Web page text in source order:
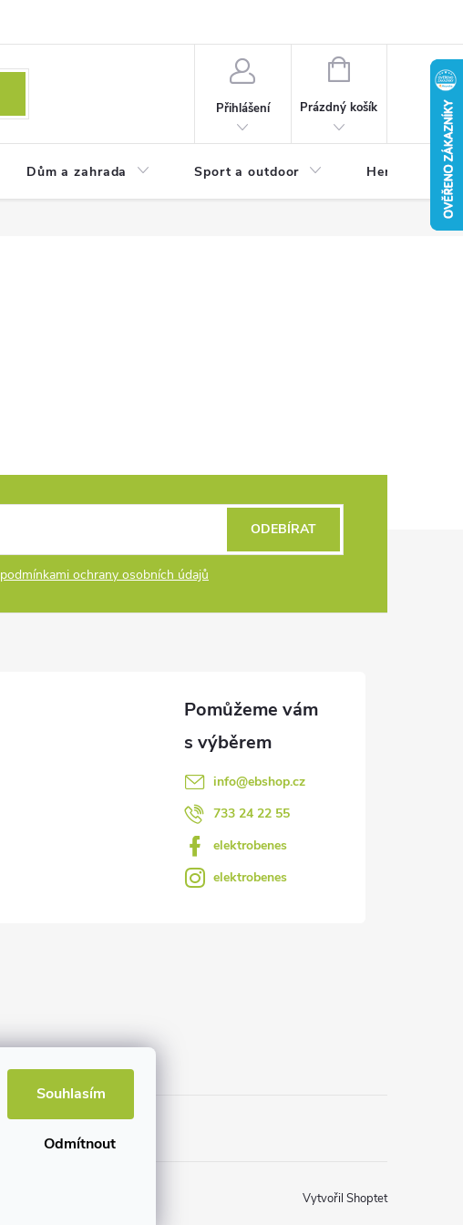
Souhlasím
Odmítnout
Přihlášení
NÁKUPNÍ
Prázdný košík
Dům a zahrada Sport a outdoor Herní zóna
podmínkami ochrany osobních údajů
ODEBÍRAT
info@ebshop.cz
733 24 22 55
elektrobenes
elektrobenes
Vytvořil Shoptet